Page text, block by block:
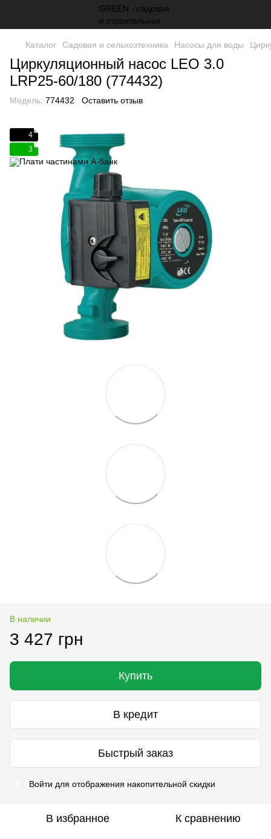
Каталог Садовая и сельхозтехника Насосы для воды
Циркуляционный насос LEO 3.0
LRP25-60/180 (774432)
Модель: 774432 Оставить отзыв
4
3
В наличии
3 427 грн
Купить
В кредит
Быстрый заказ
Войти для отображения накопительной скидки
В избранное К сравнению